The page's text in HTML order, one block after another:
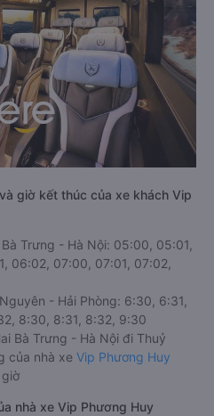
giờ kết thúc của xe khách Vip
Trưng - Hà Nội: 05:00, 05:01,
06:02, 07:00, 07:01, 07:02,
- Hải Phòng: 6:30, 6:31,
8:30, 8:31, 8:32, 9:30
Bà Trưng - Hà Nội đi Thuỷ
của nhà xe Vip Phương Huy
nhà xe Vip Phương Huy